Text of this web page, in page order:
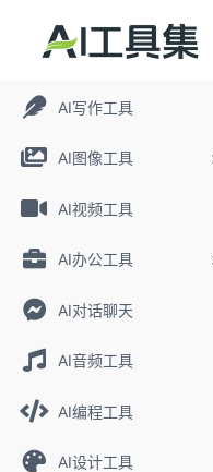
AI写作工具
AI图像工具
AI视频工具
AI办公工具
AI对话聊天
AI音频工具
AI编程工具
AI设计工具